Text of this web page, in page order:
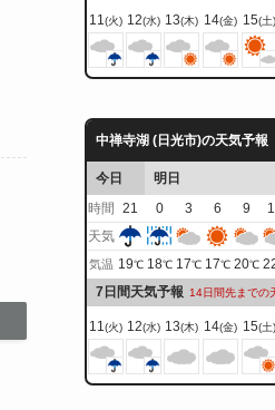
11(火) 12(水) 13(木) 14(金) 15(土)
中禅寺湖 (日光市)の天気予報
今日 明日
時間
21 0 3 6 9
天気
気温 19℃ 18℃ 17℃ 17℃ 20℃
7日間天気予報 14日間先までの
11(火) 12(水) 13(木) 14(金) 15(土)